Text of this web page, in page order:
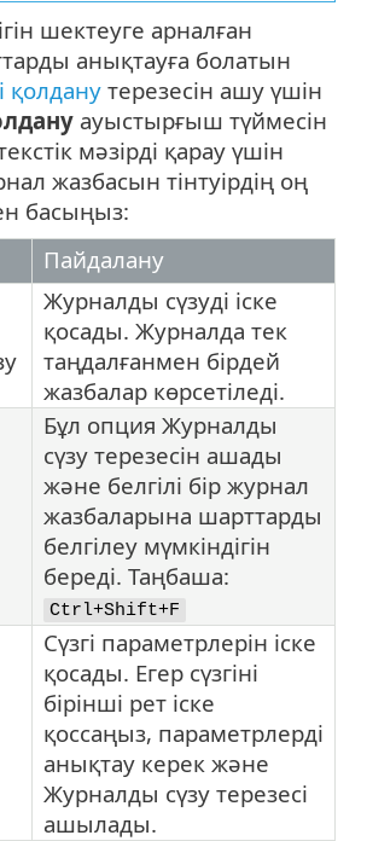
шектеуге арналған
анықтауға болатын
қолдану терезесін ашу үшін
ауыстырғыш түймесін
мәзірді қарау үшін
жазбасын тінтуірдің оң
басыңыз:
Пайдалану
Журналды сүзуді іске
қосады. Журналда тек
таңдалғанмен бірдей
жазбалар көрсетіледі.
Бұл опция Журналды
сүзу терезесін ашады
және белгілі бір журнал
жазбаларына шарттарды
белгілеу мүмкіндігін
береді. Таңбаша:
Ctrl+Shift+F
Сүзгі параметрлерін іске
қосады. Егер сүзгіні
бірінші рет іске
қоссаңыз, параметрлерді
анықтау керек және
Журналды сүзу терезесі
ашылады.